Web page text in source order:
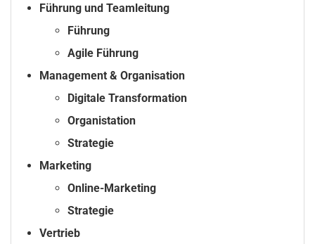
Führung und Teamleitung
Führung
Agile Führung
Management & Organisation
Digitale Transformation
Organistation
Strategie
Marketing
Online-Marketing
Strategie
Vertrieb